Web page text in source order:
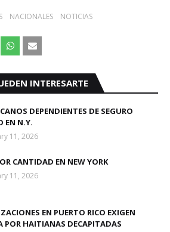
NACIONALES NOTICIAS
INTERESARTE
DEPENDIENTES DE SEGURO
EN N.Y.
11, 2026
CANTIDAD EN NEW YORK
11, 2026
EN PUERTO RICO EXIGEN
POR HAITIANAS DECAPITADAS